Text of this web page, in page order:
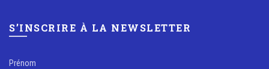
S’INSCRIRE À LA NEWSLETTER